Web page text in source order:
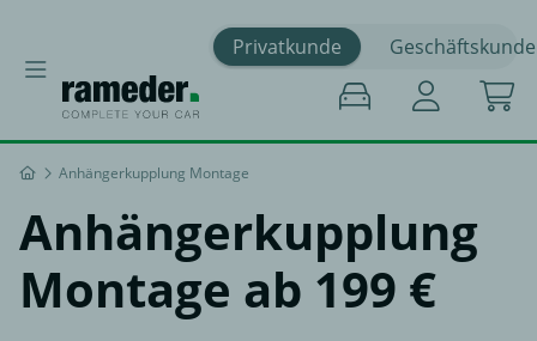
Privatkunde Geschäftskunde
Anhängerkupplung Montage
Anhängerkupplung
Montage ab 199 €